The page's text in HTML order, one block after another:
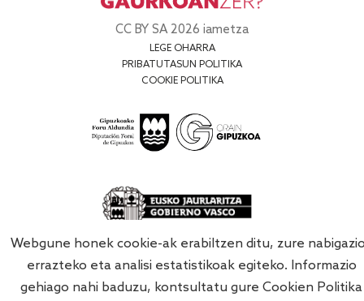
CC BY SA 2026 iametza
LEGE OHARRA
PRIBATUTASUN POLITIKA
COOKIE POLITIKA
Webgune honek cookie-ak erabiltzen ditu, zure
errazteko eta analisi estatistikoak egiteko. Informazio
gehiago nahi baduzu, kontsultatu gure Cookien Politika